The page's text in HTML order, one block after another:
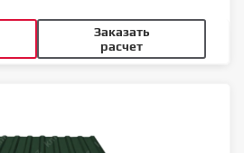
Заказать
расчет